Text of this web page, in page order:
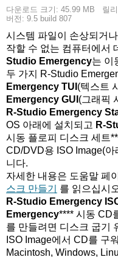
다운로드 크기: 45.99 MB
릴
버전: 9.5 build 807
시스템 파일이 손상되거
작할 수 없는 컴퓨터에서
Studio Emergency는 이
두 가지 R-Studio
Emergency TUI (텍스트
Emergency GUI (그래픽
R-Studio Emergency
OS 아래에 설치되고 R-
시동 플로피 디스크 세트
CD/DVD용 ISO Image(
니다.
자세한 내용은 도움말 페
스크 만들기
를 읽으십시
R-Studio Emergency
Emergency**** 시동 CD
를 만들려면 디스크 굽기
ISO Image에서 CD를 구
Macintosh, Windows,